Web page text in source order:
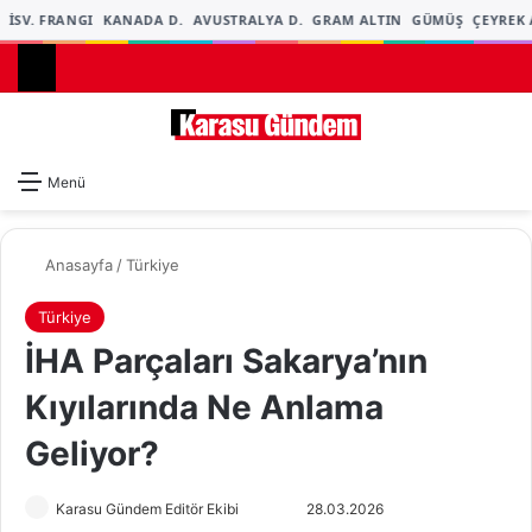
İSV. FRANGI KANADA D. AVUSTRALYA D. GRAM ALTIN GÜMÜŞ ÇEYREK
Menü
Anasayfa /Türkiye
Türkiye
İHA Parçaları Sakarya’nın
Kıyılarında Ne Anlama
Geliyor?
Karasu Gündem Editör Ekibi 28.03.2026